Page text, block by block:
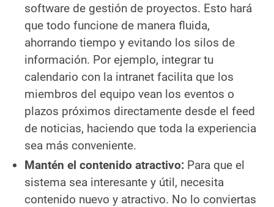
software de gestión de proyectos. Esto hará
que todo funcione de manera fluida,
ahorrando tiempo y evitando los silos de
información. Por ejemplo, integrar tu
calendario con la intranet facilita que los
miembros del equipo vean los eventos o
plazos próximos directamente desde el feed
de noticias, haciendo que toda la experiencia
sea más conveniente.
Mantén el contenido atractivo: Para que el
sistema sea interesante y útil, necesita
contenido nuevo y atractivo. No lo conviertas